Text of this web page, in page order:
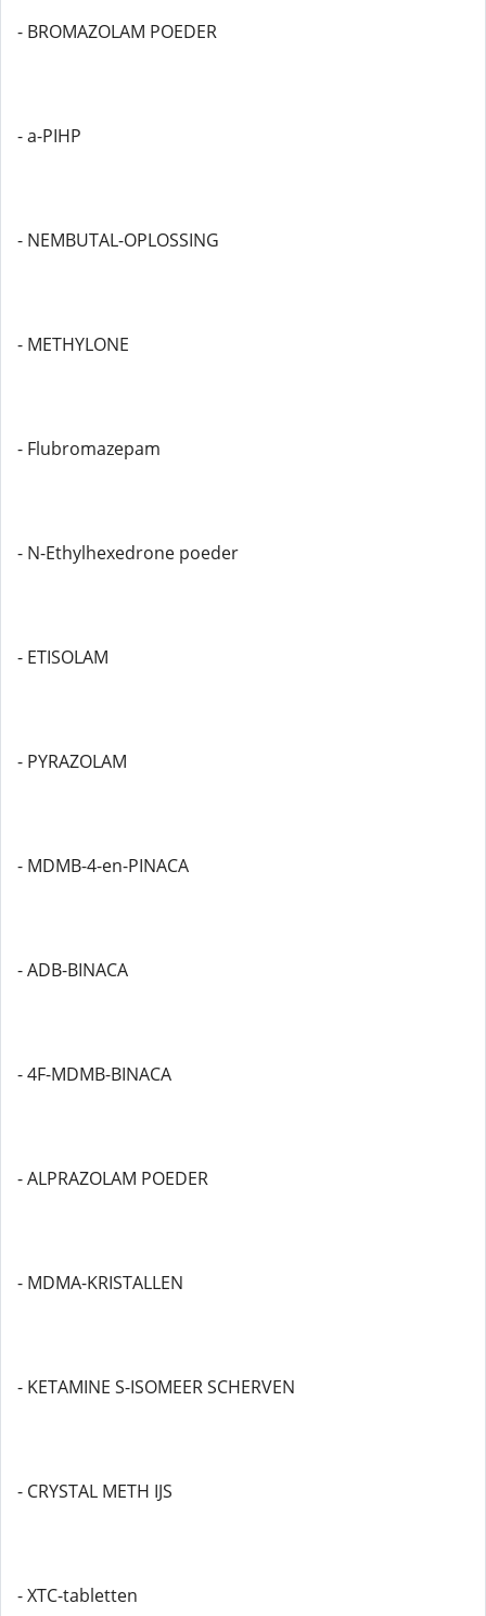
- BROMAZOLAM POEDER
- a-PIHP
- NEMBUTAL-OPLOSSING
- METHYLONE
- Flubromazepam
- N-Ethylhexedrone poeder
- ETISOLAM
- PYRAZOLAM
- MDMB-4-en-PINACA
- ADB-BINACA
- 4F-MDMB-BINACA
- ALPRAZOLAM POEDER
- MDMA-KRISTALLEN
- KETAMINE S-ISOMEER SCHERVEN
- CRYSTAL METH IJS
- XTC-tabletten